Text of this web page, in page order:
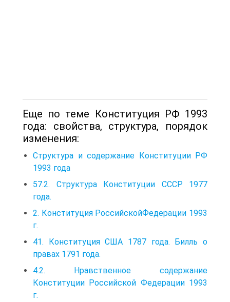
Еще по теме Конституция РФ 1993
года: свойства, структура, порядок
изменения:
Структура и содержание Конституции РФ
1993 года
57.2. Структура Конституции СССР 1977
года.
2. Конституция РоссийскойФедерации 1993
г.
41. Конституция США 1787 года. Билль о
правах 1791 года.
4.2. Нравственное содержание
Конституции Российской Федерации 1993
г.